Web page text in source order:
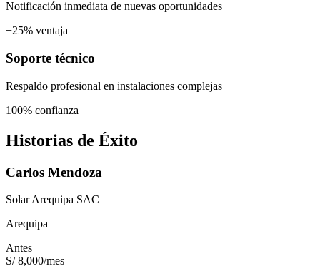
Notificación inmediata de nuevas oportunidades
+25% ventaja
Soporte técnico
Respaldo profesional en instalaciones complejas
100% confianza
Historias de Éxito
Carlos Mendoza
Solar Arequipa SAC
Arequipa
Antes
S/ 8,000/mes